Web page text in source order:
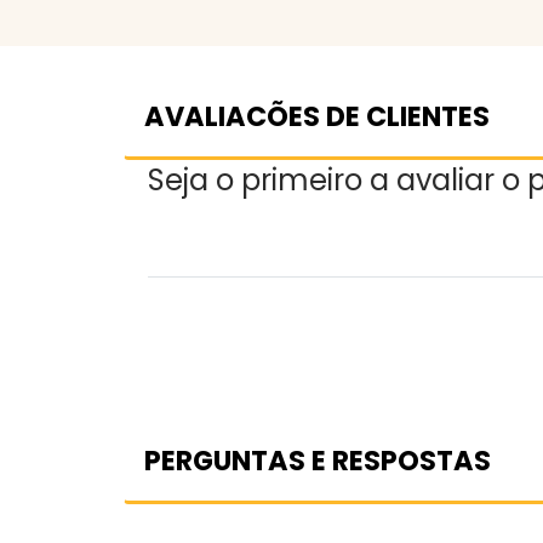
AVALIACÕES DE CLIENTES
Seja o primeiro a avaliar o
PERGUNTAS E RESPOSTAS